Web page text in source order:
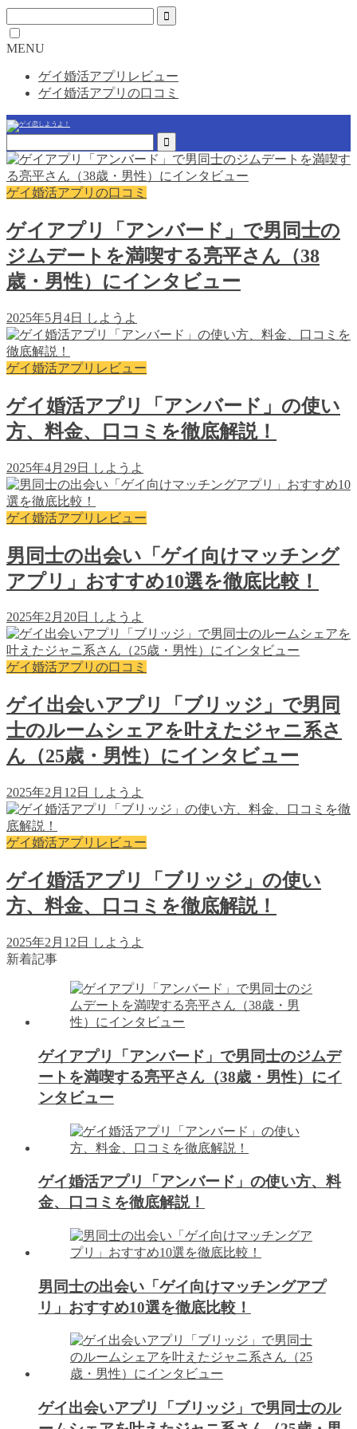
MENU
ゲイ婚活アプリレビュー
ゲイ婚活アプリの口コミ
ゲイ婚活アプリの口コミ
ゲイアプリ「アンバード」で男同士の
ジムデートを満喫する亮平さん（38
歳・男性）にインタビュー
2025年5月4日 しようよ
ゲイ婚活アプリレビュー
ゲイ婚活アプリ「アンバード」の使い
方、料金、口コミを徹底解説！
2025年4月29日 しようよ
ゲイ婚活アプリレビュー
男同士の出会い「ゲイ向けマッチング
アプリ」おすすめ10選を徹底比較！
2025年2月20日 しようよ
ゲイ婚活アプリの口コミ
ゲイ出会いアプリ「ブリッジ」で男同
士のルームシェアを叶えたジャニ系さ
ん（25歳・男性）にインタビュー
2025年2月12日 しようよ
ゲイ婚活アプリレビュー
ゲイ婚活アプリ「ブリッジ」の使い
方、料金、口コミを徹底解説！
2025年2月12日
しようよ
新着記事
ゲイアプリ「アンバード」で男同士のジムデ
ートを満喫する亮平さん（38歳・男性）にイ
ンタビュー
ゲイ婚活アプリ「アンバード」の使い方、料
金、口コミを徹底解説！
男同士の出会い「ゲイ向けマッチングアプ
リ」おすすめ10選を徹底比較！
ゲイ出会いアプリ「ブリッジ」で男同士のル